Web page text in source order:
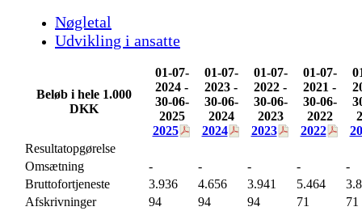
Nøgletal
Udvikling i ansatte
Beløb i hele 1.000
DKK
01-07-
2024 -
30-06-
2025
2025
01-07-
2023 -
30-06-
2024
2024
01-07-
2022 -
30-06-
2023
2023
01-07-
2021 -
30-06-
2022
2022
Resultatopgørelse
Omsætning
- - - -
-
Bruttofortjeneste
3.936 4.656 3.941 5.464
Afskrivninger
94 94 94 71
71